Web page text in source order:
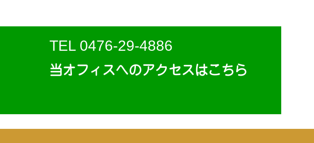
TEL 0476-29-4886
当オフィスへのアクセスはこちら